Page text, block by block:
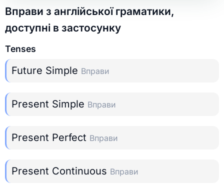
Вправи з англійської граматики,
доступні в застосунку
Tenses
Future Simple Вправи
Present Simple Вправи
Present Perfect Вправи
Present Continuous Вправи